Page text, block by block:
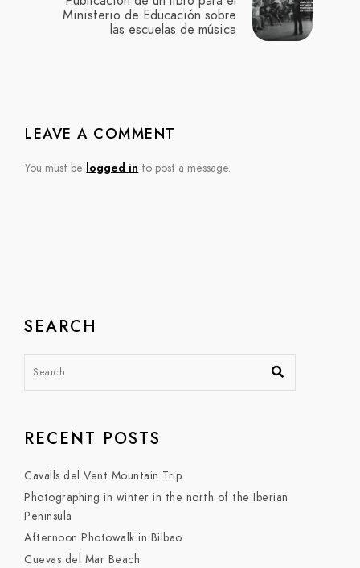
Ministerio de Educación sobre
las escuelas de música
LEAVE A COMMENT
You must be logged in to post a message.
SEARCH
RECENT POSTS
Cavalls del Vent Mountain Trip
Photographing in winter in the north of the Iberian
Peninsula
Afternoon Photowalk in Bilbao
Cuevas del Mar Beach